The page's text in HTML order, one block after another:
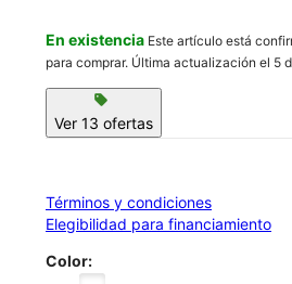
En existencia Este artículo está
para comprar. Última actualización el 5
sell
Ver 13 ofertas
Términos y condiciones
Elegibilidad para financiamiento
Color: